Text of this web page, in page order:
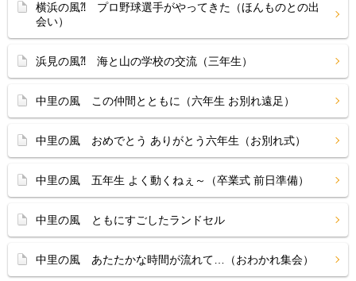
横浜の風⁈ プロ野球選手がやってきた（ほんものとの出
会い）
浜見の風⁈ 海と山の学校の交流（三年生）
中里の風 この仲間とともに（六年生 お別れ遠足）
中里の風 おめでとう ありがとう六年生（お別れ式）
中里の風 五年生 よく動くねぇ～（卒業式 前日準備）
中里の風 ともにすごしたランドセル
中里の風 あたたかな時間が流れて…（おわかれ集会）